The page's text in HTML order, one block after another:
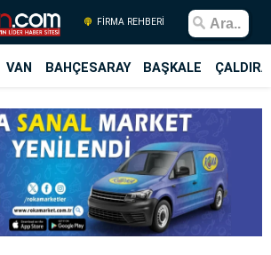
FİRMA REHBERİ
VAN BAHÇESARAY BAŞKALE